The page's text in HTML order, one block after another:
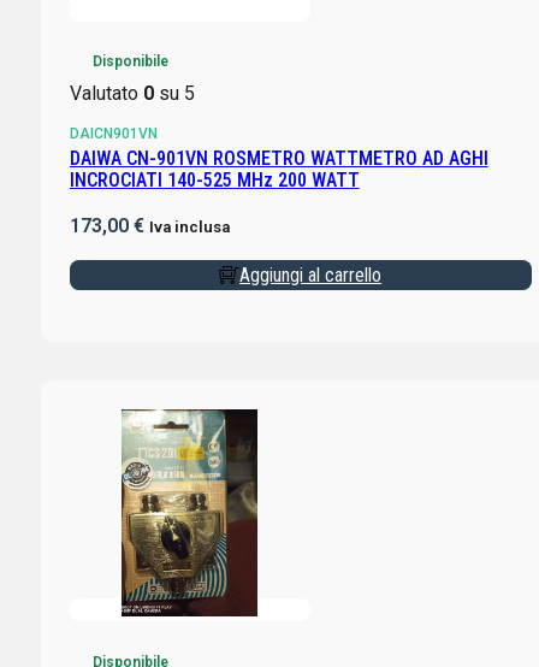
Disponibile
Valutato 0su 5
DAICN901VN
DAIWA CN-901VN ROSMETRO WATTMETRO AD AGHI
INCROCIATI 140-525 MHz 200 WATT
173,00 € Iva inclusa
Aggiungi al carrello
Disponibile